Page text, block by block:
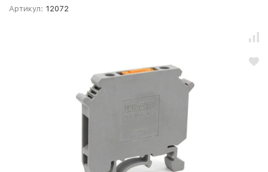
Артикул: 12072